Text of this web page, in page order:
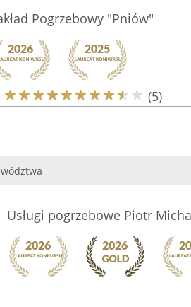
Pogrzebowy "Pniów"
(5)
Usługi pogrzebowe Piotr